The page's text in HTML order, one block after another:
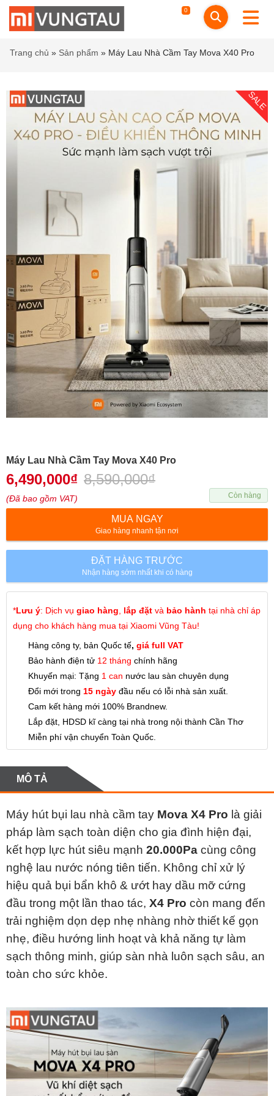
0
Trang chủ » Sản phẩm » Máy Lau Nhà Cầm Tay Mova X40 Pro
SALE
Máy Lau Nhà Cầm Tay Mova X40 Pro
6,490,000₫ 8,590,000₫
(Đã bao gồm VAT) Còn hàng
MUA NGAY
Giao hàng nhanh tận nơi
ĐẶT HÀNG TRƯỚC
Nhận hàng sớm nhất khi có hàng
*Lưu ý: Dịch vụ giao hàng lắp đặt và bảo hành tại nhà chỉ áp
dụng cho khách hàng mua tại Xiaomi Vũng Tàu!
Hàng công ty, bản Quốc tế, giá full VAT
Bảo hành điện tử 12 tháng chính hãng
Khuyến mại: Tặng 1 can nước lau sàn chuyên dụng
Đổi mới trong 15 ngày đầu nếu có lỗi nhà sản xuất.
Cam kết hàng mới 100% Brandnew.
Lắp đặt, HDSD kĩ càng tại nhà trong nội thành Cần Thơ
Miễn phí vận chuyển Toàn Quốc.
MÔ TẢ
Máy hút bụi lau nhà cầm tay Mova X4 Pro là giải
pháp làm sạch toàn diện cho gia đình hiện đại,
kết hợp lực hút siêu mạnh 20.000Pa cùng công
nghệ lau nước nóng tiên tiến. Không chỉ xử lý
hiệu quả bụi bẩn khô & ướt hay dầu mỡ cứng
đầu trong một lần thao tác, X4 Pro còn mang đến
trải nghiệm dọn dẹp nhẹ nhàng nhờ thiết kế gọn
nhẹ, điều hướng linh hoạt và khả năng tự làm
sạch thông minh, giúp sàn nhà luôn sạch sâu, an
toàn cho sức khỏe.